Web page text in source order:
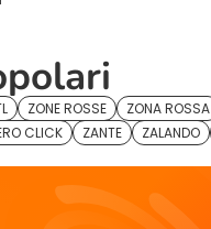
ZONE ROSSE ZONA ROSSA
CLICK ZANTE ZALANDO